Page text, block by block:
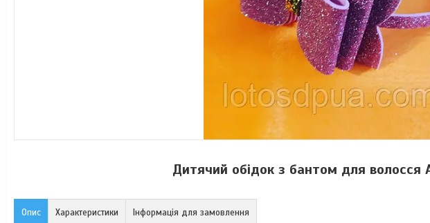
Дитячий обідок з бантом для волосся
Опис Характеристики Інформація для замовлення